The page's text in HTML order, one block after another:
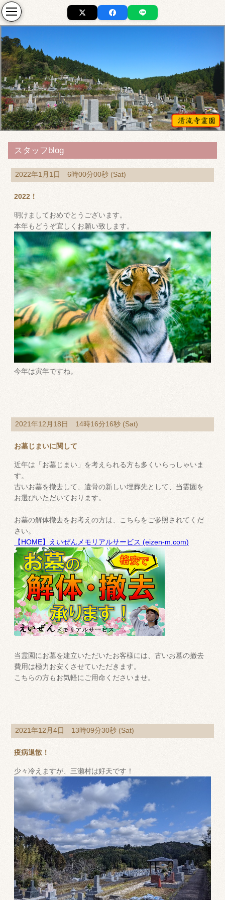
スタッフblog
2022年1月1日 6時00分00秒 (Sat)
2022！
明けましておめでとうございます。
本年もどうぞ宜しくお願い致します。
今年は寅年ですね。
2021年12月18日 14時16分16秒 (Sat)
お墓じまいに関して
近年は「お墓じまい」を考えられる方も多くいらっしゃいま
す。
古いお墓を撤去して、遺骨の新しい埋葬先として、当霊園を
お選びいただいております。
お墓の解体撤去をお考えの方は、こちらをご参照されてくだ
さい。
【HOME】えいぜんメモリアルサービス (eizen-m.com)
当霊園にお墓を建立いただいたお客様には、古いお墓の撤去
費用は極力お安くさせていただきます。
こちらの方もお気軽にご用命くださいませ。
2021年12月4日 13時09分30秒 (Sat)
疫病退散！
少々冷えますが、三瀬村は好天です！